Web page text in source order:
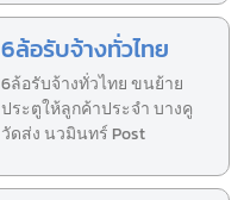
6ล้อรับจ้างทั่วไทย
6ล้อรับจ้างทั่วไทย ขนย้าย
ประตูให้ลูกค้าประจำ บางคู
วัดส่ง นวมินทร์ Post